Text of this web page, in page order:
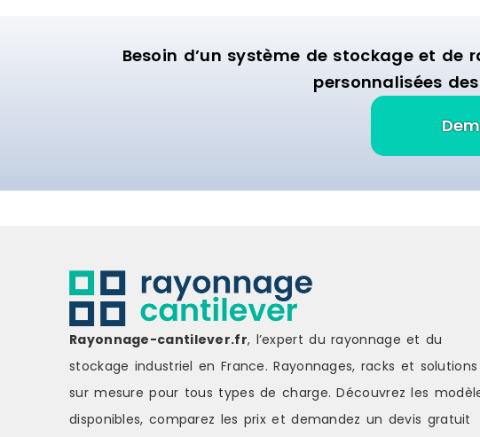
Besoin d’un système de stockage et
personnalisées
Rayonnage-cantilever.fr, l’expert du rayonnage et du
stockage industriel en France. Rayonnages, racks et solutions
sur mesure pour tous types de charge.Découvrez les
disponibles, comparez les prix et demandez un devis gratuit